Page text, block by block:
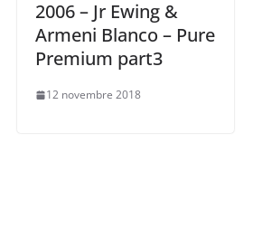
2006 – Jr Ewing &
Armeni Blanco – Pure
Premium part3
12 novembre 2018